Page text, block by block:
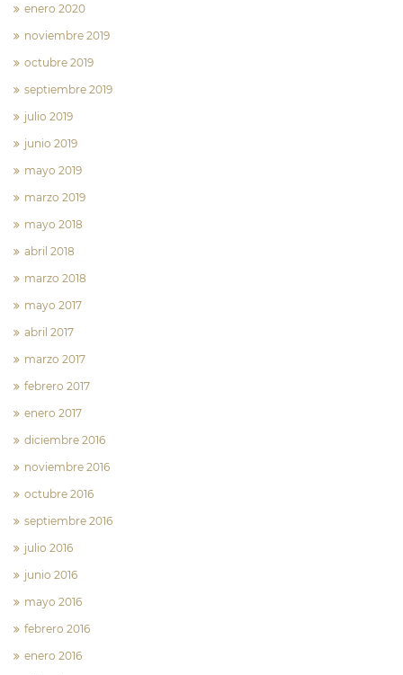
enero 2020
noviembre 2019
octubre 2019
septiembre 2019
julio 2019
junio 2019
mayo 2019
marzo 2019
mayo 2018
abril 2018
marzo 2018
mayo 2017
abril 2017
marzo 2017
febrero 2017
enero 2017
diciembre 2016
noviembre 2016
octubre 2016
septiembre 2016
julio 2016
junio 2016
mayo 2016
febrero 2016
enero 2016